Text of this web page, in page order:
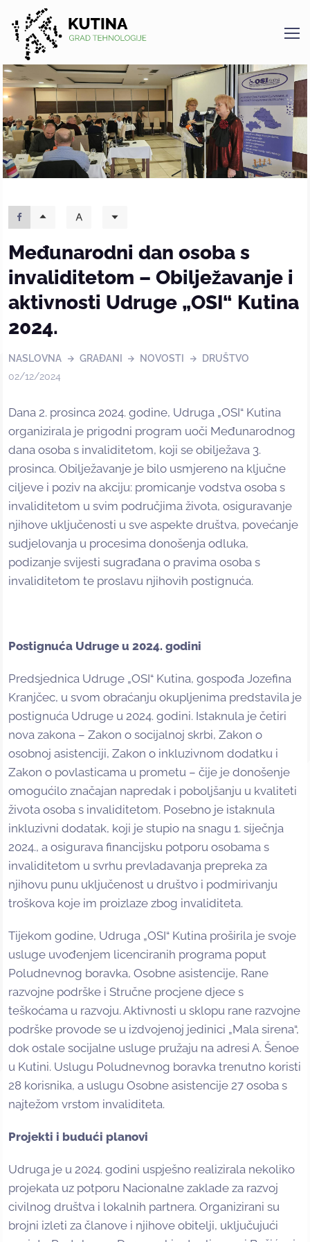
Kutina
Međunarodni dan osoba s
invaliditetom – Obilježavanje i
aktivnosti Udruge „OSI“ Kutina
2024.
NASLOVNA GRAĐANI NOVOSTI
DRUŠTVO
02/12/2024
Dana 2. prosinca 2024. godine, Udruga „OSI“ Kutina
organizirala je prigodni program uoči Međunarodnog
dana osoba s invaliditetom, koji se obilježava 3.
prosinca. Obilježavanje je bilo usmjereno na ključne
ciljeve i poziv na akciju: promicanje vodstva osoba s
invaliditetom u svim područjima života, osiguravanje
njihove uključenosti u sve aspekte društva, povećanje
sudjelovanja u procesima donošenja odluka,
podizanje svijesti sugrađana o pravima osoba s
invaliditetom te proslavu njihovih postignuća.
Postignuća Udruge u 2024. godini
Predsjednica Udruge „OSI“ Kutina, gospođa Jozefina
Kranjčec, u svom obraćanju okupljenima predstavila je
postignuća Udruge u 2024. godini. Istaknula je četiri
nova zakona – Zakon o socijalnoj skrbi, Zakon o
osobnoj asistenciji, Zakon o inkluzivnom dodatku i
Zakon o povlasticama u prometu – čije je donošenje
omogućilo značajan napredak i poboljšanju u kvaliteti
života osoba s invaliditetom. Posebno je istaknula
inkluzivni dodatak, koji je stupio na snagu 1. siječnja
2024., a osigurava financijsku potporu osobama s
invaliditetom u svrhu prevladavanja prepreka za
njihovu punu uključenost u društvo i podmirivanju
troškova koje im proizlaze zbog invaliditeta.
Tijekom godine, Udruga „OSI“ Kutina proširila je svoje
usluge uvođenjem licenciranih programa poput
Poludnevnog boravka, Osobne asistencije, Rane
razvojne podrške i Stručne procjene djece s
teškoćama u razvoju. Aktivnosti u sklopu rane razvojne
podrške provode se u izdvojenoj jedinici „Mala sirena“,
dok ostale socijalne usluge pružaju na adresi A. Šenoe
u Kutini. Uslugu Poludnevnog boravka trenutno koristi
28 korisnika, a uslugu Osobne asistencije 27 osoba s
najtežom vrstom invaliditeta.
Projekti i budući planovi
Udruga je u 2024. godini uspješno realizirala nekoliko
projekata uz potporu Nacionalne zaklade za razvoj
civilnog društva i lokalnih partnera. Organizirani su
brojni izleti za članove i njihove obitelji, uključujući